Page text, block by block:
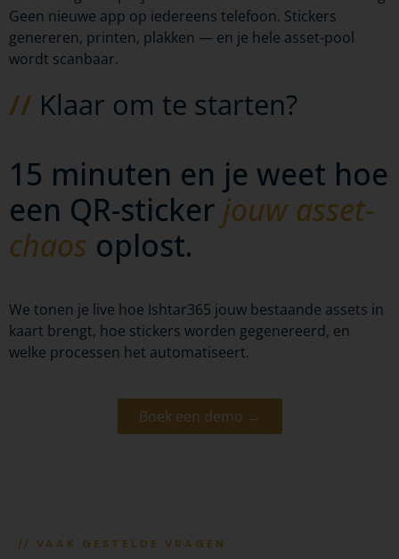
Geen nieuwe app op iedereens telefoon. Stickers
genereren, printen, plakken — en je hele asset-pool
wordt scanbaar.
// Klaar om te starten?
15 minuten en je weet hoe
een QR-sticker jouw asset-
chaos oplost.
We tonen je live hoe Ishtar365 jouw bestaande assets in
kaart brengt, hoe stickers worden gegenereerd, en
welke processen het automatiseert.
Boek een demo →
// VAAK GESTELDE VRAGEN